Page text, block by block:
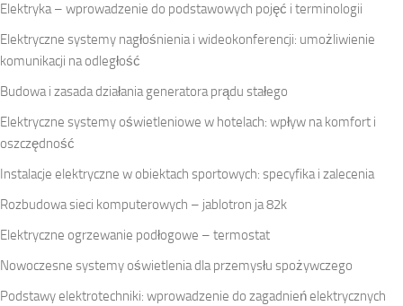
Elektryka – wprowadzenie do podstawowych pojęć i terminologii
Elektryczne systemy nagłośnienia i wideokonferencji: umożliwienie
komunikacji na odległość
Budowa i zasada działania generatora prądu stałego
Elektryczne systemy oświetleniowe w hotelach: wpływ na komfort i
oszczędność
Instalacje elektryczne w obiektach sportowych: specyfika i zalecenia
Rozbudowa sieci komputerowych – jablotron ja 82k
Elektryczne ogrzewanie podłogowe – termostat
Nowoczesne systemy oświetlenia dla przemysłu spożywczego
Podstawy elektrotechniki: wprowadzenie do zagadnień elektrycznych